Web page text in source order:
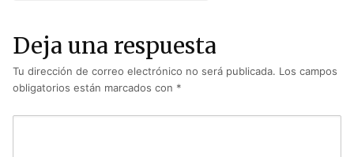
Deja una respuesta
Tu dirección de correo electrónico no será publicada. Los campos
obligatorios están marcados con *